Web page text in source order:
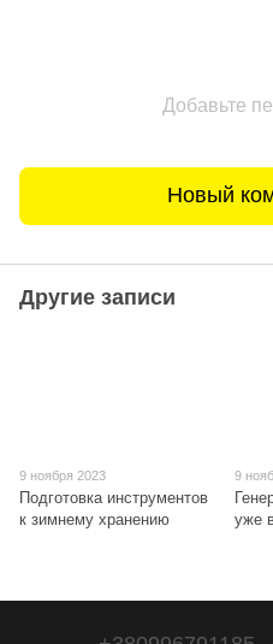
Добавьте
Новый
Другие записи
9 ноября 2023
Подготовка инструментов
к зимнему хранению
9
уже